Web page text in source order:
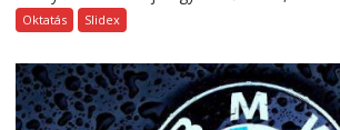
Oktatás Slidex